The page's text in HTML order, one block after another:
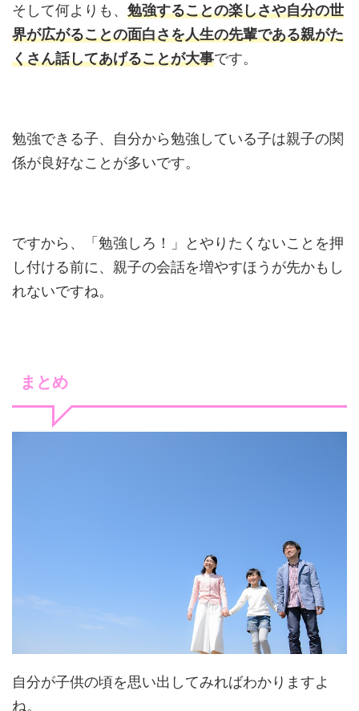
そして何よりも、 勉強することの楽しさや自分の世
界が広がることの面白さを人生の先輩である親がた
くさん話してあげることが大事です。
勉強できる子、自分から勉強している子は親子の関
係が良好なことが多いです。
ですから、「勉強しろ！」とやりたくないことを押
し付ける前に、親子の会話を増やすほうが先かもし
れないですね。
まとめ
自分が子供の頃を思い出してみればわかりますよ
ね。